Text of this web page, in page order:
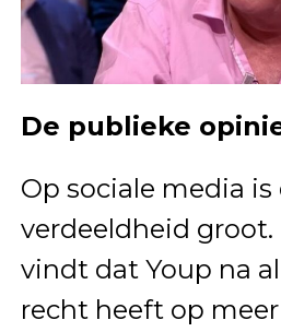
De publieke
Op sociale media is
verdeeldheid
vindt dat Youp na
recht heeft op